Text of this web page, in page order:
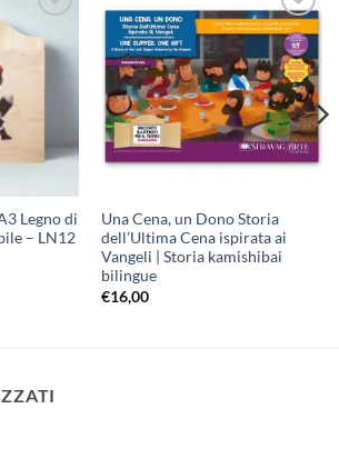
Aggiungi
alla lista
Legno di
– LN12
Aggiungi
alla lista
dei
desideri
Una Cena, un Dono Storia
dell’Ultima Cena ispirata ai
Vangeli | Storia kamishibai
bilingue
€16,00